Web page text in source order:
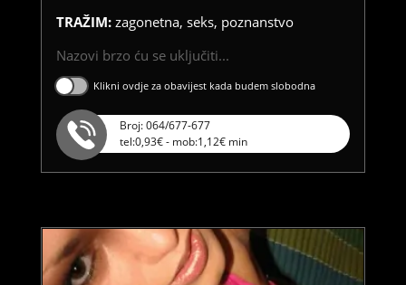
TRAŽIM: zagonetna, seks, poznanstvo
Nazovi brzo ću se uključiti...
Klikni ovdje za obavijest kada budem slobodna
Broj: 064/677-677
tel:0,93€ - mob:1,12€ min